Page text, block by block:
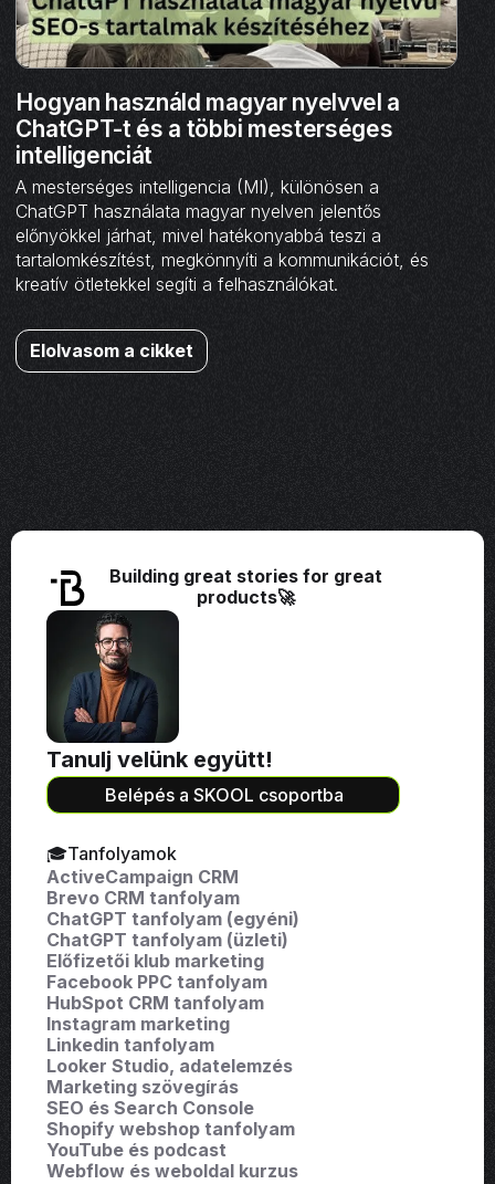
Hogyan használd magyar nyelvvel a
ChatGPT-t és a többi mesterséges
intelligenciát
A mesterséges intelligencia (MI), különösen a
ChatGPT használata magyar nyelven jelentős
előnyökkel járhat, mivel hatékonyabbá teszi a
tartalomkészítést, megkönnyíti a kommunikációt, és
kreatív ötletekkel segíti a felhasználókat.
Elolvasom a cikket
Building great stories for great
products🚀
Tanulj velünk együtt!
Belépés a SKOOL csoportba
🎓Tanfolyamok
ActiveCampaign CRM
Brevo CRM tanfolyam
ChatGPT tanfolyam (egyéni)
ChatGPT tanfolyam (üzleti)
Előfizetői klub marketing
Facebook PPC tanfolyam
HubSpot CRM tanfolyam
Instagram marketing
Linkedin tanfolyam
Looker Studio, adatelemzés
Marketing szövegírás
SEO és Search Console
Shopify webshop tanfolyam
YouTube és podcast
Webflow és weboldal kurzus